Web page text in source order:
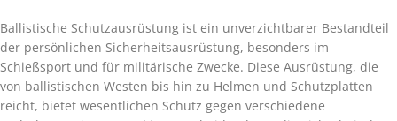
Ballistische Schutzausrüstung ist ein unverzichtbarer Bestandteil
der persönlichen Sicherheitsausrüstung, besonders im
Schießsport und für militärische Zwecke. Diese Ausrüstung, die
von ballistischen Westen bis hin zu Helmen und Schutzplatten
reicht, bietet wesentlichen Schutz gegen verschiedene